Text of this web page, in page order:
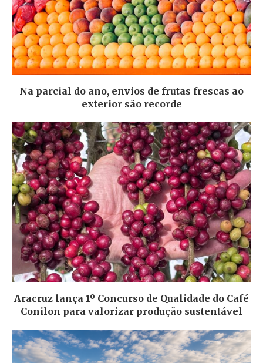
Na parcial do ano, envios de frutas frescas ao
exterior são recorde
Aracruz lança 1º Concurso de Qualidade do Café
Conilon para valorizar produção sustentável